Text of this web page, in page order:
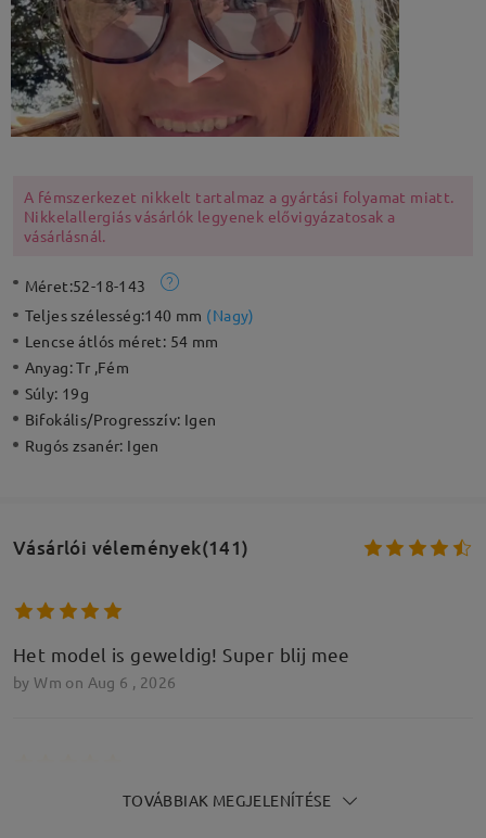
A fémszerkezet nikkelt tartalmaz a gyártási folyamat miatt.
Nikkelallergiás vásárlók legyenek elővigyázatosak a
vásárlásnál.
Méret:52-18-143
Teljes szélesség:140 mm (Nagy)
Lencse átlós méret: 54 mm
Anyag:Tr ,Fém
Súly: 19g
Bifokális/Progresszív: Igen
Rugós zsanér: Igen
Vásárlói vélemények(141)
Het model is geweldig! Super blij mee
by Wm on Aug 6 , 2026
Tres agréable à porter la couleur et la taille me
TOVÁBBIAK MEGJELENÍTÉSE